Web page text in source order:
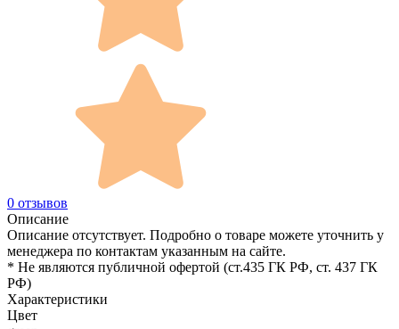
0 отзывов
Описание
Описание отсутствует. Подробно о товаре можете уточнить у
менеджера по контактам указанным на сайте.
* Не являются публичной офертой (ст.435 ГК РФ, cт. 437 ГК
РФ)
Характеристики
Цвет